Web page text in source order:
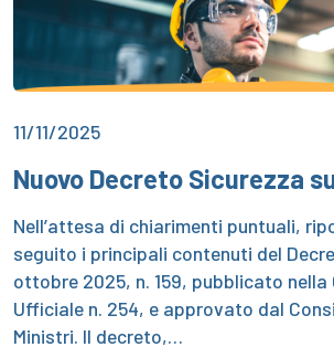
11/11/2025
Nuovo Decreto Sicurezza
Nell’attesa di chiarimenti puntuali,
seguito i principali contenuti del
ottobre 2025, n. 159, pubblicato
Ufficiale n. 254, e approvato dal
Ministri. Il decreto,…